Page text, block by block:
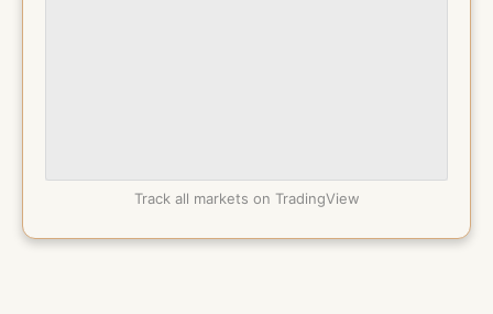
Track all markets on TradingView